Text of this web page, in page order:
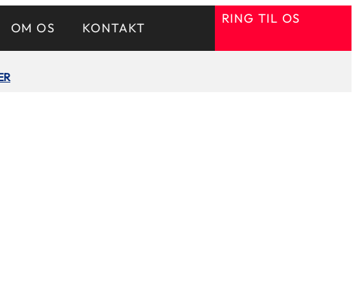
OM OS KONTAKT
RING TIL OS